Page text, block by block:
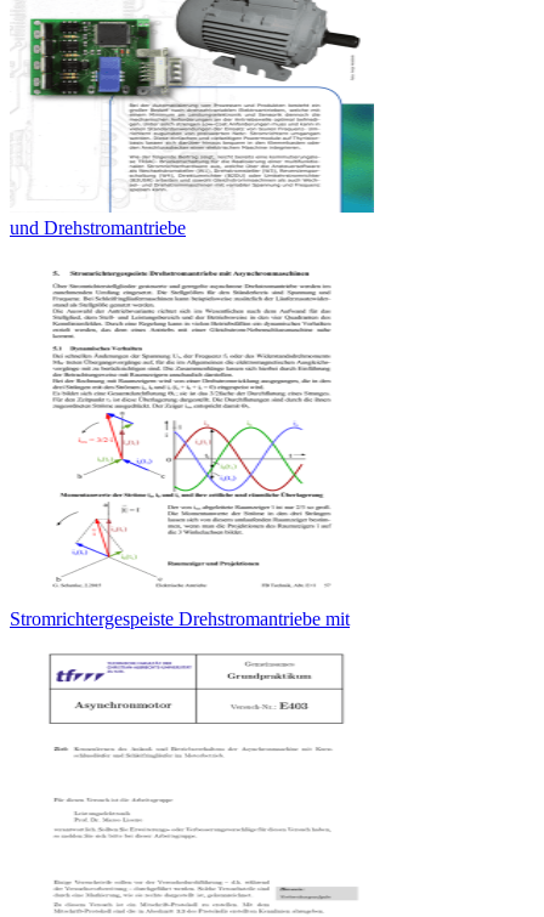
und Drehstromantriebe
Stromrichtergespeiste Drehstromantriebe mit